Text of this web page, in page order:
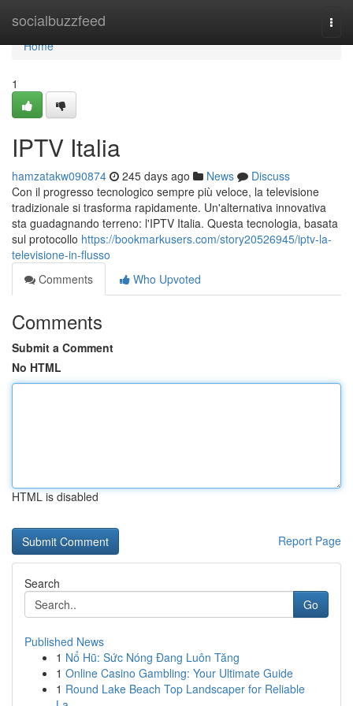
socialbuzzfeed
Home
Home
1
IPTV Italia
hamzatakw090874 245 days ago News
Discuss
Con il progresso tecnologico sempre più veloce, la televisione
tradizionale si trasforma rapidamente. Un'alternativa innovativa
sta guadagnando terreno: l'IPTV Italia. Questa tecnologia, basata
sul protocollo https://bookmarkusers.com/story20526945/iptv-la-
televisione-in-flusso
Comments
Who Upvoted
Comments
Submit a Comment
No HTML
HTML is disabled
Report Page
Search
Go
Published News
1 Nổ Hũ: Sức Nóng Đang Luôn Tăng
1 Online Casino Gambling: Your Ultimate Guide
1 Round Lake Beach Top Landscaper for Reliable